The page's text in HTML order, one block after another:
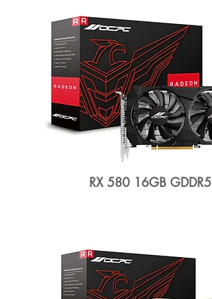
RX 580 16GB GDDR5